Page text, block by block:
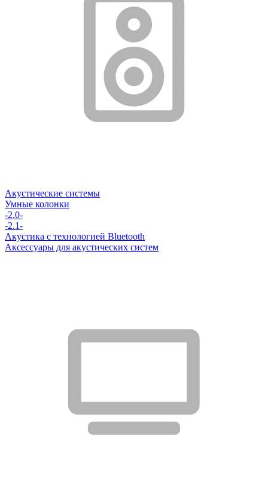
Акустические системы
Умные колонки
-2.0-
-2.1-
Акустика с технологией Bluetooth
Аксессуары для акустических систем